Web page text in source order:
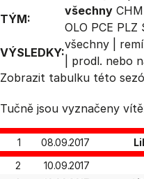
TÝM:
všechny CHM
OLO PCE PLZ
VÝSLEDKY:
všechny
prodl. nebo
Zobrazit tabulku této
Tučně jsou vyznačeny
1 08.09.2017
2
10.09.2017